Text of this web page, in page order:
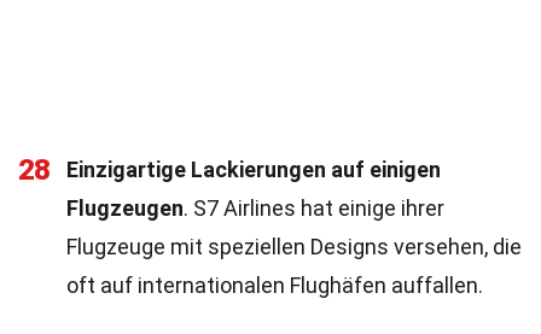
28
Einzigartige Lackierungen auf einigen
Flugzeugen. S7 Airlines hat einige ihrer
Flugzeuge mit speziellen Designs versehen, die
oft auf internationalen Flughäfen auffallen.